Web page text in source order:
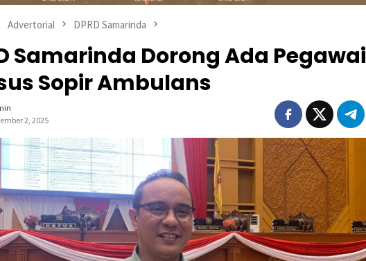
Advertorial DPRD Samarinda
Samarinda Dorong Ada Pegawai
Sopir Ambulans
2, 2025